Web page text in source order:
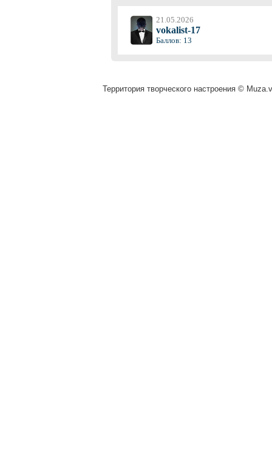
21.05.2026
vokalist-17
Баллов: 13
Территория творческого настроения ©